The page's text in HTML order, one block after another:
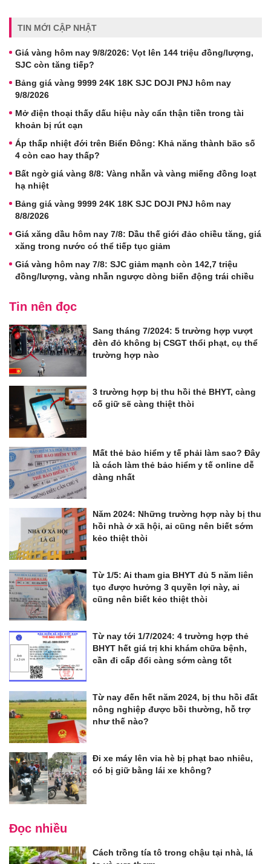
TIN MỚI CẬP NHẬT
Giá vàng hôm nay 9/8/2026: Vọt lên 144 triệu đồng/lượng,
SJC còn tăng tiếp?
Bảng giá vàng 9999 24K 18K SJC DOJI PNJ hôm nay
9/8/2026
Mở điện thoại thấy dấu hiệu này cẩn thận tiền trong tài
khoản bị rút cạn
Áp thấp nhiệt đới trên Biển Đông: Khả năng thành bão số
4 còn cao hay thấp?
Bất ngờ giá vàng 8/8: Vàng nhẫn và vàng miếng đồng loạt
hạ nhiệt
Bảng giá vàng 9999 24K 18K SJC DOJI PNJ hôm nay
8/8/2026
Giá xăng dầu hôm nay 7/8: Dầu thế giới đảo chiều tăng, giá
xăng trong nước có thể tiếp tục giảm
Giá vàng hôm nay 7/8: SJC giảm mạnh còn 142,7 triệu
đồng/lượng, vàng nhẫn ngược dòng biến động trái chiều
Tin nên đọc
Sang tháng 7/2024: 5 trường hợp vượt
đèn đỏ không bị CSGT thổi phạt, cụ thể
trường hợp nào
3 trường hợp bị thu hồi thẻ BHYT, càng
cố giữ sẽ càng thiệt thòi
Mất thẻ bảo hiểm y tế phải làm sao? Đây
là cách làm thẻ bảo hiểm y tế online dễ
dàng nhất
Năm 2024: Những trường hợp này bị thu
hồi nhà ở xã hội, ai cũng nên biết sớm
kẻo thiệt thòi
Từ 1/5: Ai tham gia BHYT đủ 5 năm liên
tục được hưởng 3 quyền lợi này, ai
cũng nên biết kẻo thiệt thòi
Từ nay tới 1/7/2024: 4 trường hợp thẻ
BHYT hết giá trị khi khám chữa bệnh,
cần đi cấp đổi càng sớm càng tốt
Từ nay đến hết năm 2024, bị thu hồi đất
nông nghiệp được bồi thường, hỗ trợ
như thế nào?
Đi xe máy lên vỉa hè bị phạt bao nhiêu,
có bị giữ bằng lái xe không?
Đọc nhiều
Cách trồng tía tô trong chậu tại nhà, lá